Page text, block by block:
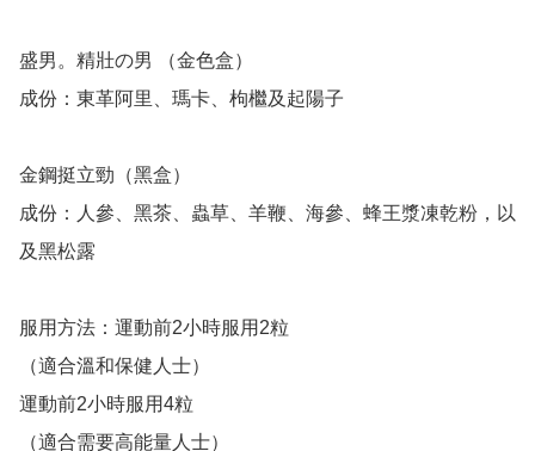
盛男。精壯の男 （金色盒）
成份：東革阿里、瑪卡、枸檵及起陽子
金鋼挺立勁（黑盒）
成份：人參、黑茶、蟲草、羊鞭、海參、蜂王漿凍乾粉，以
及黑松露
服用方法：運動前2小時服用2粒
（適合溫和保健人士）
運動前2小時服用4粒
（適合需要高能量人士）